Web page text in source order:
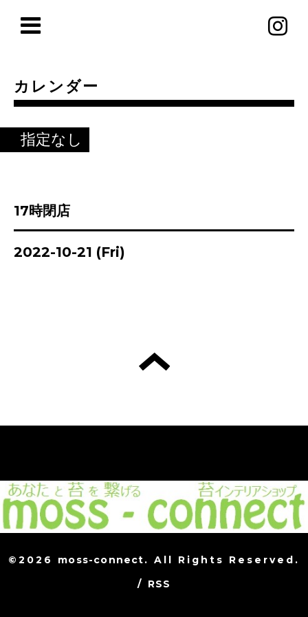
カレンダー
指定なし
17時閉店
2022-10-21 (Fri)
©2026 moss-connect. All Rights Reserved.
/ RSS